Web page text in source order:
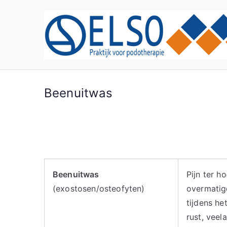
Beenuitwas
Beenuitwas
(exostosen/osteofyten)
Pijn ter
tijdens
rust,